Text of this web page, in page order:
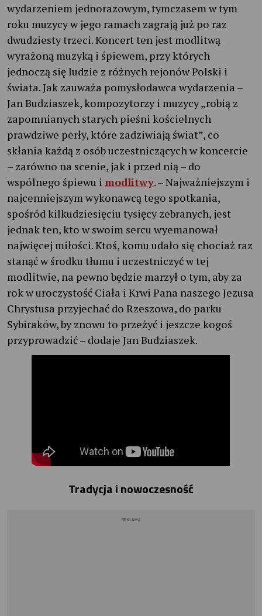
wydarzeniem jednorazowym, tymczasem w tym
roku muzycy w jego ramach zagrają już po raz
dwudziesty trzeci. Koncert ten jest modlitwą
wyrażoną muzyką i śpiewem, przy których
jednoczą się ludzie z różnych rejonów Polski i
świata. Jak zauważa pomysłodawca wydarzenia –
Jan Budziaszek, kompozytorzy i muzycy „robią z
zapomnianych starych pieśni kościelnych
prawdziwe perły, które zadziwiają świat”, co
skłania każdą z osób uczestniczących w koncercie
– zarówno na scenie, jak i przed nią – do
wspólnego śpiewu i modlitwy. – Najważniejszym i
najcenniejszym wykonawcą tego spotkania,
spośród kilkudziesięciu tysięcy zebranych, jest
jednak ten, kto w swoim sercu wyemanował
najwięcej miłości. Ktoś, komu udało się chociaż raz
stanąć w środku tłumu i uczestniczyć w tej
modlitwie, na pewno będzie marzył o tym, aby za
rok w uroczystość Ciała i Krwi Pana naszego Jezusa
Chrystusa przyjechać do Rzeszowa, do parku
Sybiraków, by znowu to przeżyć i jeszcze kogoś
przyprowadzić – dodaje Jan Budziaszek.
Tradycja i nowoczesność
REKLAMA